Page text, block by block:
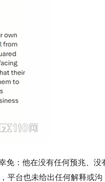
免：他在没有任何预兆、没
平台也未给出任何解释或沟